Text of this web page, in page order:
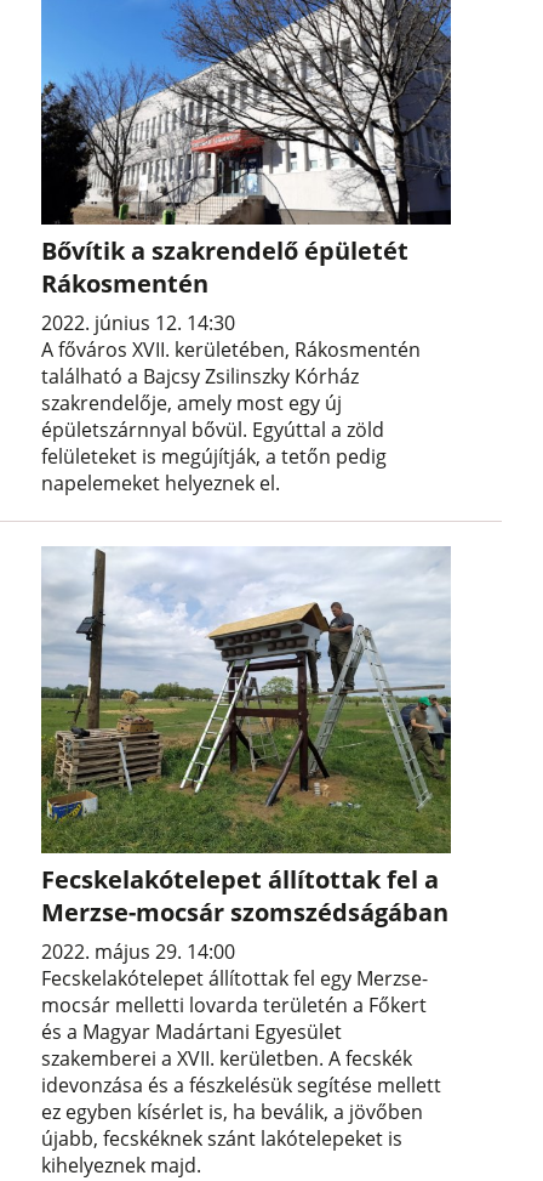
Bővítik a szakrendelő épületét
Rákosmentén
2022. június 12. 14:30
A főváros XVII. kerületében, Rákosmentén
található a Bajcsy Zsilinszky Kórház
szakrendelője, amely most egy új
épületszárnnyal bővül. Egyúttal a zöld
felületeket is megújítják, a tetőn pedig
napelemeket helyeznek el.
Fecskelakótelepet állítottak fel a
Merzse-mocsár szomszédságában
2022. május 29. 14:00
Fecskelakótelepet állítottak fel egy Merzse-
mocsár melletti lovarda területén a Főkert
és a Magyar Madártani Egyesület
szakemberei a XVII. kerületben. A fecskék
idevonzása és a fészkelésük segítése mellett
ez egyben kísérlet is, ha beválik, a jövőben
újabb, fecskéknek szánt lakótelepeket is
kihelyeznek majd.